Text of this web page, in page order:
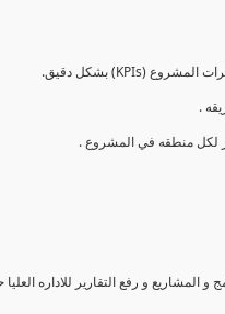
المشاريع و رفع التقارير للاداره